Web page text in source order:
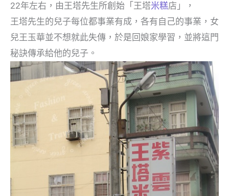
22年左右，由王塔先生所創始「王塔米糕店」，
王塔先生的兒子每位都事業有成，各有自己的事業，女
兒王玉華並不想就此失傳，於是回娘家學習，並將這門
秘訣傳承給他的兒子。